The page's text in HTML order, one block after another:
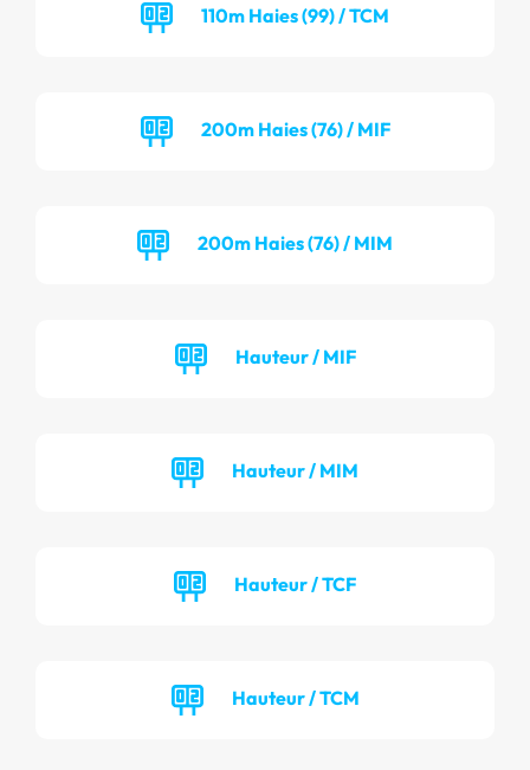
110m Haies (99) / TCM
200m Haies (76) / MIF
200m Haies (76) / MIM
Hauteur / MIF
Hauteur / MIM
Hauteur / TCF
Hauteur / TCM